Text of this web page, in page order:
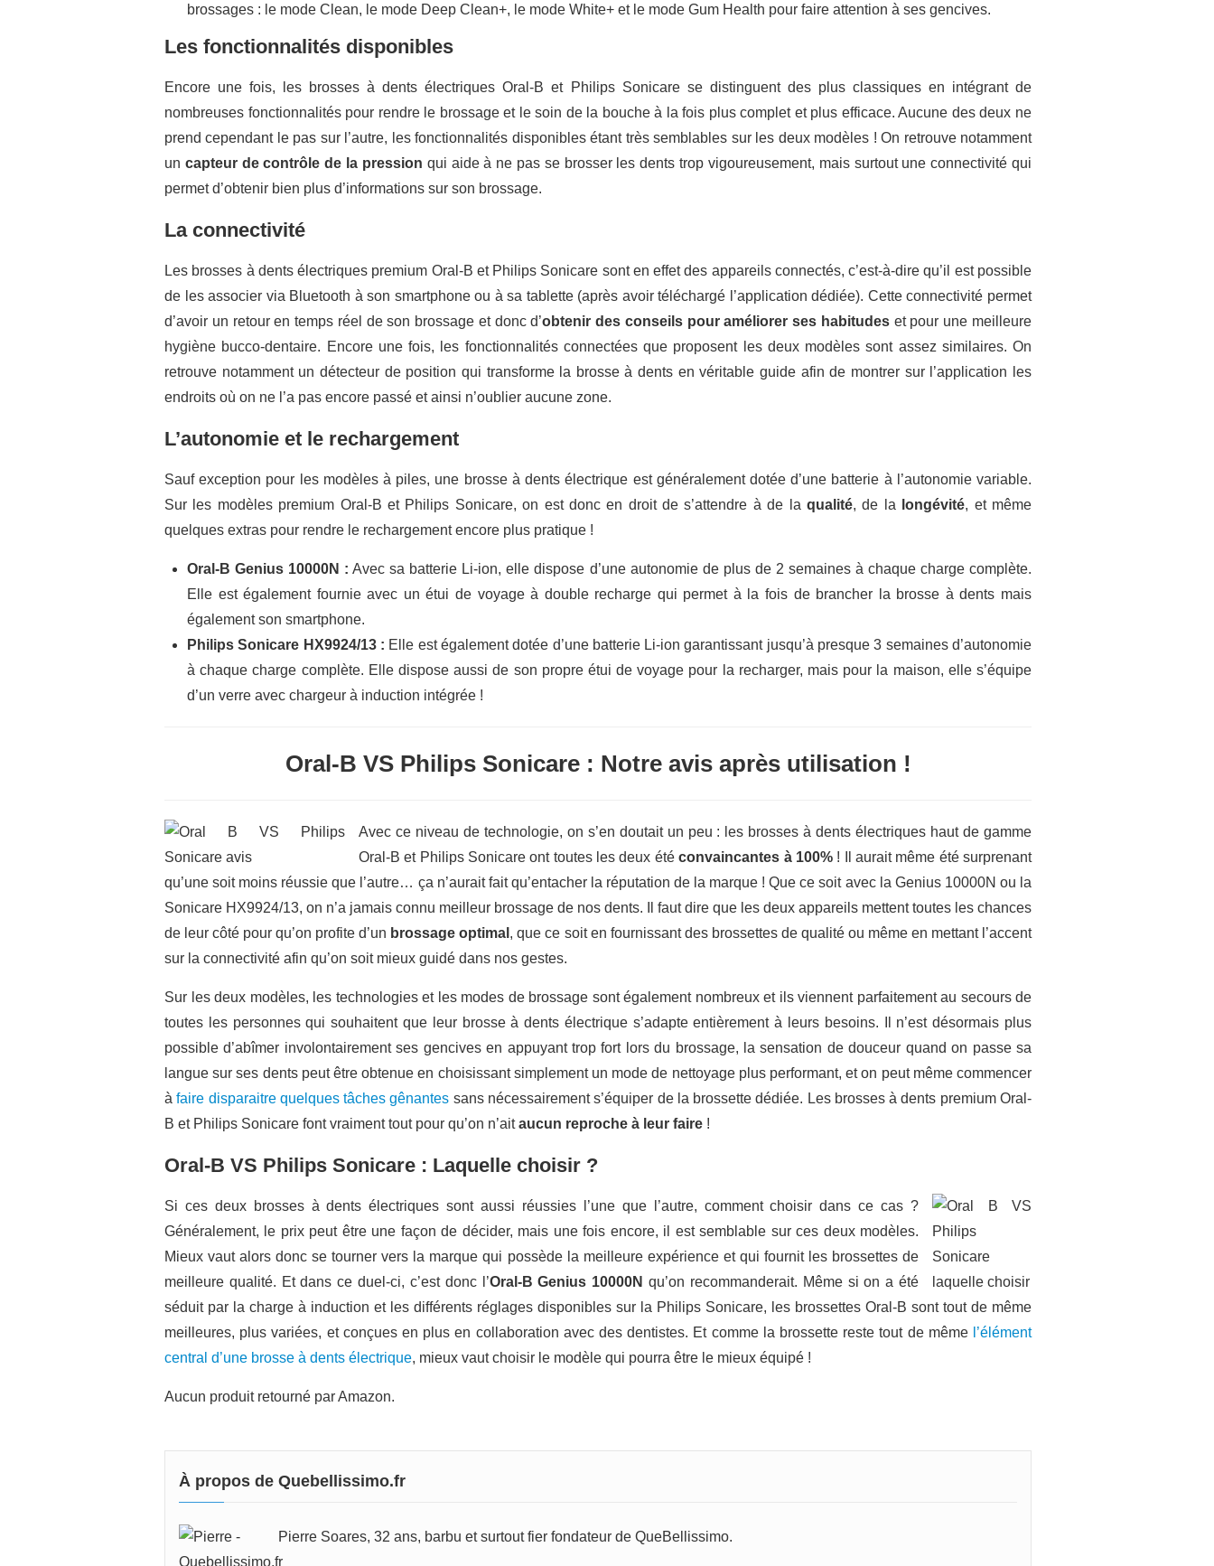
brossages : le mode Clean, le mode Deep Clean+, le mode White+ et le mode Gum Health pour faire attention à ses gencives.
Les fonctionnalités disponibles
Encore une fois, les brosses à dents électriques Oral-B et Philips Sonicare se distinguent des plus classiques en intégrant de
nombreuses fonctionnalités pour rendre le brossage et le soin de la bouche à la fois plus complet et plus efficace. Aucune des deux ne
prend cependant le pas sur l’autre, les fonctionnalités disponibles étant très semblables sur les deux modèles ! On retrouve notamment
un capteur de contrôle de la pression qui aide à ne pas se brosser les dents trop vigoureusement, mais surtout une connectivité qui
permet d’obtenir bien plus d’informations sur son brossage.
La connectivité
Les brosses à dents électriques premium Oral-B et Philips Sonicare sont en effet des appareils connectés, c’est-à-dire qu’il est possible
de les associer via Bluetooth à son smartphone ou à sa tablette (après avoir téléchargé l’application dédiée). Cette connectivité permet
d’avoir un retour en temps réel de son brossage et donc d’obtenir des conseils pour améliorer ses habitudeset pour une meilleure
hygiène bucco-dentaire. Encore une fois, les fonctionnalités connectées que proposent les deux modèles sont assez similaires. On
retrouve notamment un détecteur de position qui transforme la brosse à dents en véritable guide afin de montrer sur l’application les
endroits où on ne l’a pas encore passé et ainsi n’oublier aucune zone.
L’autonomie et le rechargement
Sauf exception pour les modèles à piles, une brosse à dents électrique est généralement dotée d’une batterie à l’autonomie variable.
Sur les modèles premium Oral-B et Philips Sonicare, on est donc en droit de s’attendre à de laqualité, de la longévité, et même
quelques extras pour rendre le rechargement encore plus pratique !
Oral-B Genius 10000N : Avec sa batterie Li-ion, elle dispose d’une autonomie de plus de 2 semaines à chaque charge complète.
Elle est également fournie avec un étui de voyage à double recharge qui permet à la fois de brancher la brosse à dents mais
également son smartphone.
Philips Sonicare HX9924/13 : Elle est également dotée d’une batterie Li-ion garantissant jusqu’à presque 3 semaines d’autonomie
à chaque charge complète. Elle dispose aussi de son propre étui de voyage pour la recharger, mais pour la maison, elle s’équipe
d’un verre avec chargeur à induction intégrée !
Oral-B VS Philips Sonicare : Notre avis après utilisation !
Avec ce niveau de technologie, on s’en doutait un peu : les brosses à dents électriques haut de gamme
Oral-B et Philips Sonicare ont toutes les deux étéconvaincantes à 100%! Il aurait même été surprenant
qu’une soit moins réussie que l’autre… ça n’aurait fait qu’entacher la réputation de la marque ! Que ce soit avec la Genius 10000N ou la
Sonicare HX9924/13, on n’a jamais connu meilleur brossage de nos dents. Il faut dire que les deux appareils mettent toutes les chances
de leur côté pour qu’on profite d’un brossage optimal , que ce soit en fournissant des brossettes de qualité ou même en mettant l’accent
sur la connectivité afin qu’on soit mieux guidé dans nos gestes.
Sur les deux modèles, les technologies et les modes de brossage sont également nombreux et ils viennent parfaitement au secours de
toutes les personnes qui souhaitent que leur brosse à dents électrique s’adapte entièrement à leurs besoins. Il n’est désormais plus
possible d’abîmer involontairement ses gencives en appuyant trop fort lors du brossage, la sensation de douceur quand on passe sa
langue sur ses dents peut être obtenue en choisissant simplement un mode de nettoyage plus performant, et on peut même commencer
àfaire disparaitre quelques tâches gênantes sans nécessairement s’équiper de la brossette dédiée. Les brosses à dents premium Oral-
B et Philips Sonicare font vraiment tout pour qu’on n’aitaucun reproche à leur faire !
Oral-B VS Philips Sonicare : Laquelle choisir ?
Si ces deux brosses à dents électriques sont aussi réussies l’une que l’autre, comment choisir dans ce cas ?
Généralement, le prix peut être une façon de décider, mais une fois encore, il est semblable sur ces deux modèles.
Mieux vaut alors donc se tourner vers la marque qui possède la meilleure expérience et qui fournit les brossettes de
meilleure qualité. Et dans ce duel-ci, c’est donc l’Oral-B Genius 10000Nqu’on recommanderait. Même si on a été
séduit par la charge à induction et les différents réglages disponibles sur la Philips Sonicare, les brossettes Oral-B sont tout de même
meilleures, plus variées, et conçues en plus en collaboration avec des dentistes. Et comme la brossette reste tout de même l’élément
central d’une brosse à dents électrique, mieux vaut choisir le modèle qui pourra être le mieux équipé !
Aucun produit retourné par Amazon.
À propos de Quebellissimo.fr
Pierre Soares, 32 ans, barbu et surtout fier fondateur de QueBellissimo.